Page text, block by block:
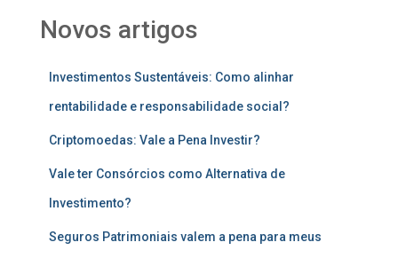
Novos artigos
Investimentos Sustentáveis: Como alinhar
rentabilidade e responsabilidade social?
Criptomoedas: Vale a Pena Investir?
Vale ter Consórcios como Alternativa de
Investimento?
Seguros Patrimoniais valem a pena para meus